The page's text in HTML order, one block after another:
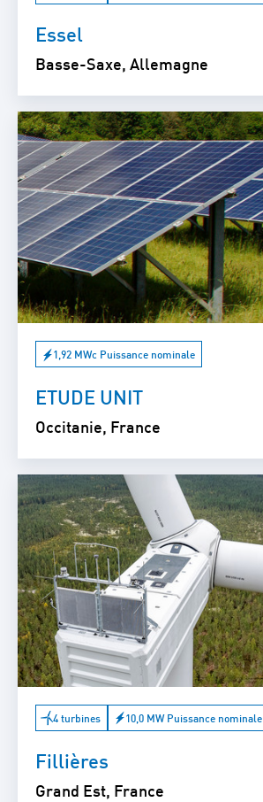
Essel
Basse-Saxe, Allemagne
1,92 MWc Puissance nominale
ETUDE UNIT
Occitanie, France
4 turbines 10,0 MW Puissance nominale
Fillières
Grand Est, France